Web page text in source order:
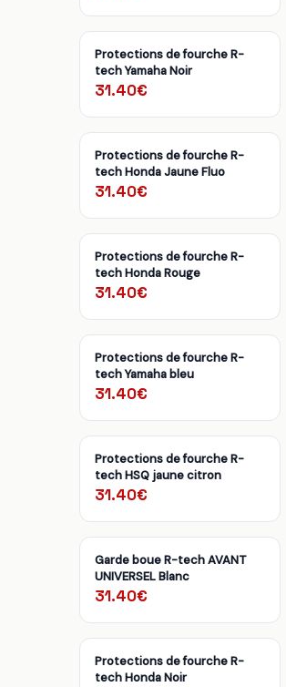
Protections de fourche R-
tech Yamaha Noir
31.40€
Protections de fourche R-
tech Honda Jaune Fluo
31.40€
Protections de fourche R-
tech Honda Rouge
31.40€
Protections de fourche R-
tech Yamaha bleu
31.40€
Protections de fourche R-
tech HSQ jaune citron
31.40€
Garde boue R-tech AVANT
UNIVERSEL Blanc
31.40€
Protections de fourche R-
tech Honda Noir